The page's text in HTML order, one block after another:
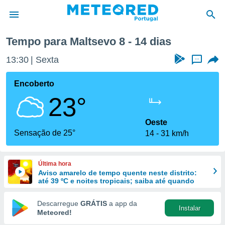
da
foi
fornecidas
a este
das
e
forma
digital
Tempo para Maltsevo 8 - 14 dias
13:30 Sexta ...
Encoberto
23°
Sensação de 25°
Oeste
14
31 km/h
Última hora
Aviso amarelo de tempo quente neste distrito:
até 39 ºC e noites tropicais; saiba até quando
Descarregue GRÁTIS a app da
Meteored!
Instalar